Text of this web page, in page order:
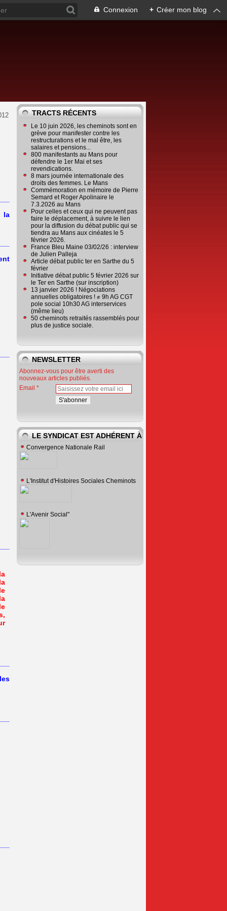
Connexion + Créer mon blog
la
TRACTS RÉCENTS
Le 10 juin 2026, les cheminots sont en
grève pour manifester contre les
restructurations et le mal être, les
salaires et pensions...
800 manifestants au Mans pour
défendre le 1er Mai et ses
revendications.
8 mars journée internationale des
droits des femmes. Le Mans
Commémoration en mémoire de Pierre
Semard et Roger Apolinaire le
7.3.2026 au Mans
Pour celles et ceux qui ne peuvent pas
faire le déplacement, à suivre le lien
pour la diffusion du débat public qui se
tiendra au Mans aux cinéates le 5
février 2026.
France Bleu Maine 03/02/26 : interview
de Julien Palleja
Article débat public ter en Sarthe du 5
février
Initiative débat public 5 février 2026 sur
le Ter en Sarthe (sur inscription)
13 janvier 2026 ! Négociations
annuelles obligatoires ! ✊ 9h AG CGT
pole social 10h30 AG interservices
(même lieu)
50 cheminots retraités rassemblés pour
plus de justice sociale.
NEWSLETTER
Abonnez-vous pour être averti des
nouveaux articles publiés.
Email
LE SYNDICAT EST ADHÉRENT À
Convergence Nationale Rail
L'Institut d'Histoires Sociales Cheminots
L'Avenir Social"